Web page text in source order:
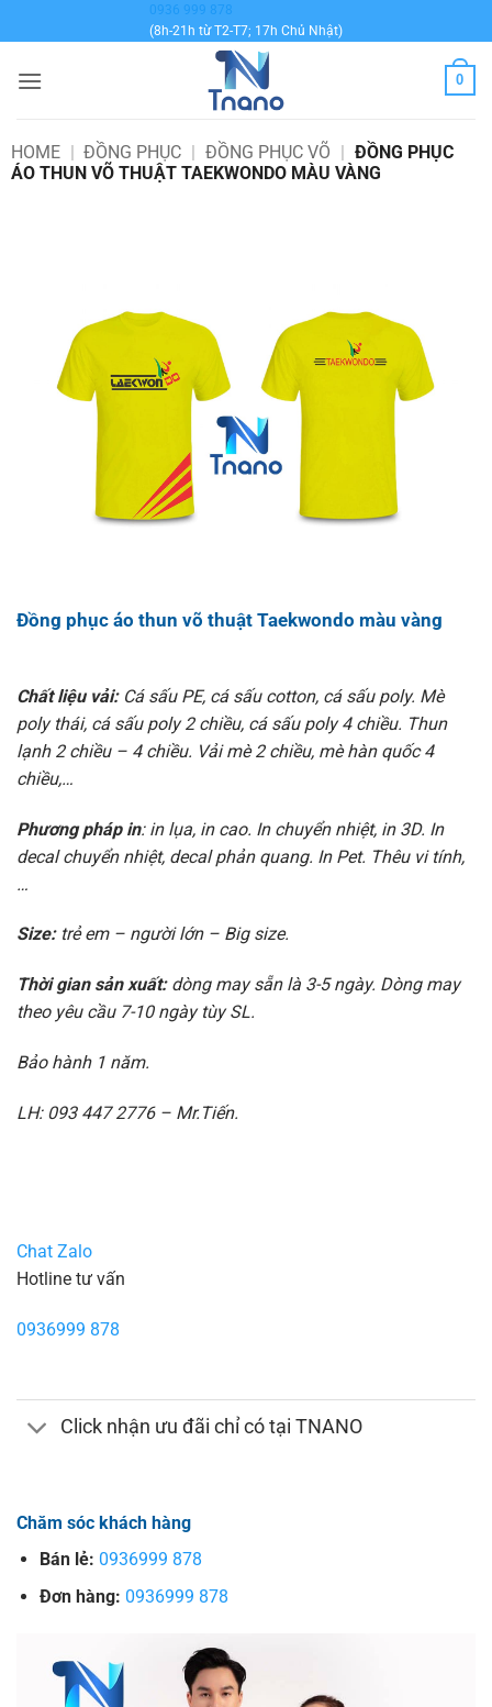
qua
dung
0936 999 878
(8h-21h từ T2-T7; 17h Chủ Nhật)
0
HOME | ĐỒNG PHỤC | ĐỒNG PHỤC VÕ | ĐỒNG PHỤC
ÁO THUN VÕ THUẬT TAEKWONDO MÀU VÀNG
Đồng phục áo thun võ thuật Taekwondo màu vàng
Chất liệu vải:Cá sấu PE, cá sấu cotton, cá sấu poly. Mè
poly thái, cá sấu poly 2 chiều, cá sấu poly 4 chiều. Thun
lạnh 2 chiều – 4 chiều. Vải mè 2 chiều, mè hàn quốc 4
chiều,…
Phương pháp in: in lụa, in cao. In chuyển nhiệt, in 3D. In
decal chuyển nhiệt, decal phản quang. In Pet. Thêu vi tính,
…
Size:trẻ em – người lớn – Big size.
Thời gian sản xuất:dòng may sẵn là 3-5 ngày. Dòng may
theo yêu cầu 7-10 ngày tùy SL.
Bảo hành 1 năm.
LH: 093 447 2776 – Mr.Tiến.
Chat Zalo
Hotline tư vấn
0936999 878
Click nhận ưu đãi chỉ có tại TNANO
Chăm sóc khách hàng
Bán lẻ: 0936999 878
Đơn hàng: 0936999 878